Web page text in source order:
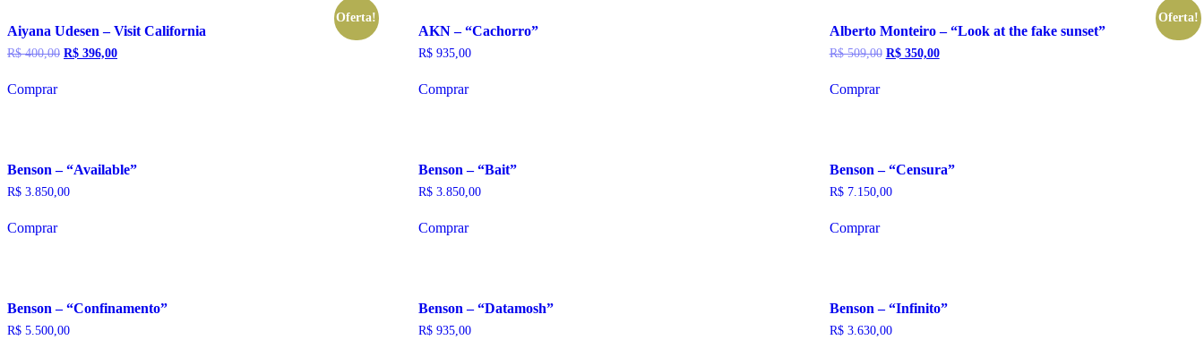
Oferta!
Aiyana Udesen – Visit California
R$400,00 O
R$ 396,00O
Comprar
AKN – “Cachorro”
R$935,00
Comprar
Oferta!
Alberto Monteiro – “Look at the fake sunset”
R$509,00 O
R$350,00O
Comprar
Benson – “Available”
R$ 3.850,00
Comprar
Benson – “Bait”
R$3.850,00
Comprar
Benson – “Censura”
R$7.150,00
Comprar
Benson – “Confinamento”
R$ 5.500,00
Benson – “Datamosh”
R$935,00
Benson – “Infinito”
R$3.630,00